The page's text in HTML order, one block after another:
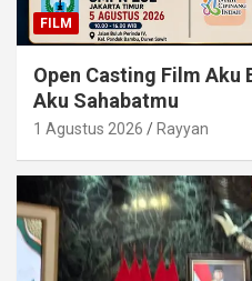
FILM
Open Casting Film Aku
Aku Sahabatmu
1 Agustus 2026 Rayyan